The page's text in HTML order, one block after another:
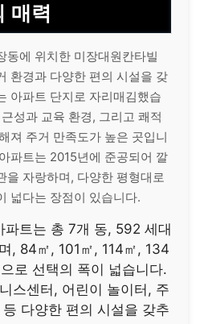
매력
동에 위치한 미장대원칸타빌
환경과 다양한 편의 시설을 갖
아파트 단지로 자리매김했습
성과 교육 환경, 그리고 쾌적
져 주거 만족도가 높은 곳입니
파트는 2015년에 준공되어 깔
을 자랑하며, 다양한 평형대로
넓다는 장점이 있습니다.
파트는 총 7개 동, 592 세대
, 84㎡, 101㎡, 114㎡, 134
로 선택의 폭이 넓습니다.
스센터, 어린이 놀이터, 주
다양한 편의 시설을 갖추